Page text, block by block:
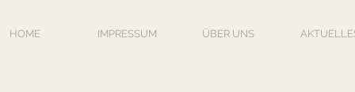
HOME IMPRESSUM ÜBER UNS